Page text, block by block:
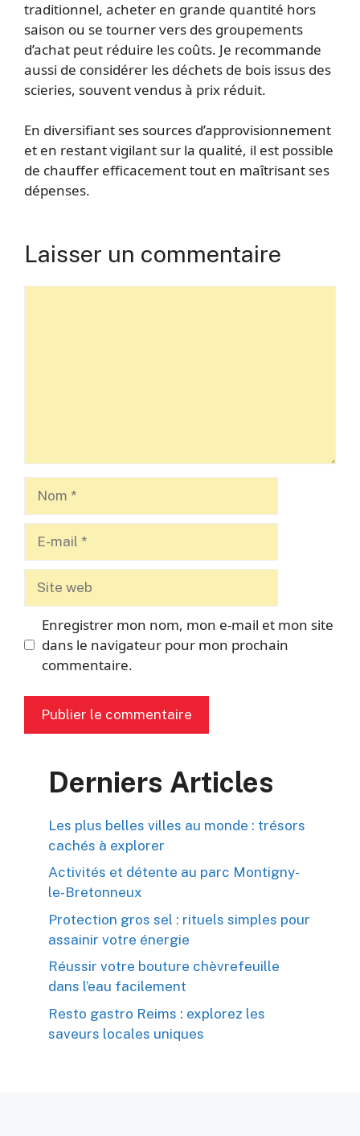
traditionnel, acheter en grande quantité hors
saison ou se tourner vers des groupements
d’achat peut réduire les coûts. Je recommande
aussi de considérer les déchets de bois issus des
scieries, souvent vendus à prix réduit.
En diversifiant ses sources d’approvisionnement
et en restant vigilant sur la qualité, il est possible
de chauffer efficacement tout en maîtrisant ses
dépenses.
Laisser un commentaire
Enregistrer mon nom, mon e-mail et mon site
dans le navigateur pour mon prochain
commentaire.
Derniers Articles
Les plus belles villes au monde : trésors
cachés à explorer
Activités et détente au parc Montigny-
le-Bretonneux
Protection gros sel : rituels simples pour
assainir votre énergie
Réussir votre bouture chèvrefeuille
dans l’eau facilement
Resto gastro Reims : explorez les
saveurs locales uniques